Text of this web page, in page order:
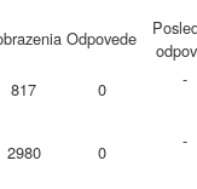
Odpovede
817 0 -
2980 0
-